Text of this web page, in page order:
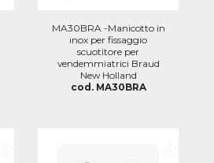
MA30BRA -Manicotto in
inox per fissaggio
scuotitore per
vendemmiatrici Braud
New Holland
cod. MA30BRA